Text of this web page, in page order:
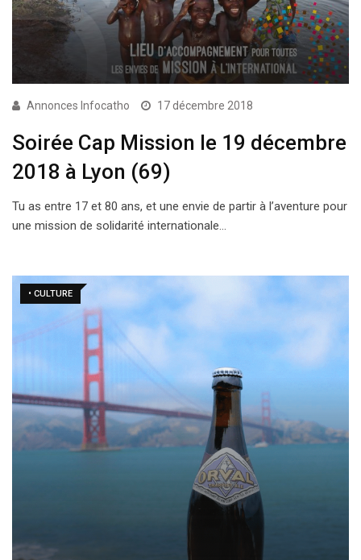
Annonces Infocatho 17 décembre 2018
Soirée Cap Mission le 19 décembre
2018 à Lyon (69)
Tu as entre 17 et 80 ans, et une envie de partir à l’aventure pour
une mission de solidarité internationale…
• CULTURE